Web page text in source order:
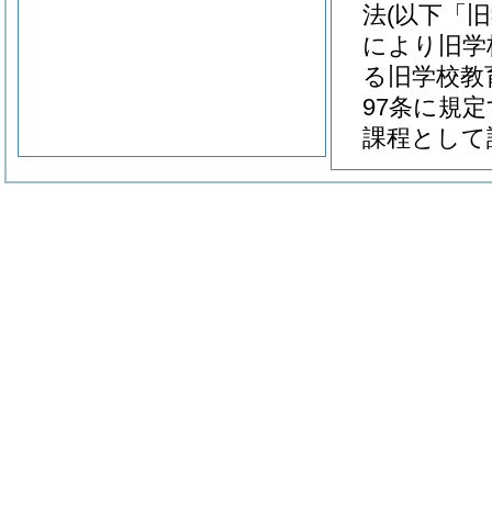
法(以下「
により旧
る旧学校
97条に規
課程とし